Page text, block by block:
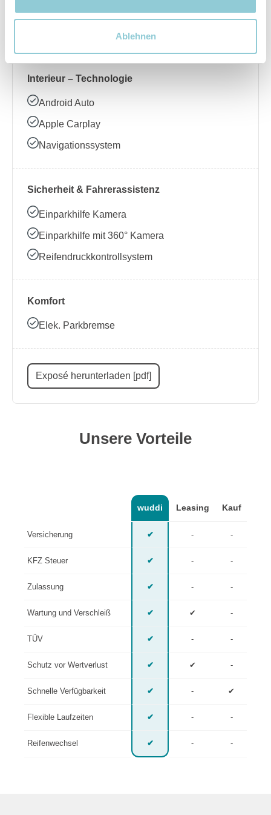
Ablehnen
Beheizbares Lenkrad
Interieur – Technologie
Android Auto
Apple Carplay
Navigationssystem
Sicherheit & Fahrerassistenz
Einparkhilfe Kamera
Einparkhilfe mit 360° Kamera
Reifendruckkontrollsystem
Komfort
Elek. Parkbremse
Exposé herunterladen [pdf]
Unsere Vorteile
wuddi Leasing Kauf
Versicherung ✔ - -
KFZ Steuer ✔ - -
Zulassung ✔ - -
Wartung und Verschleiß ✔ ✔ -
TÜV ✔ - -
Schutz vor Wertverlust ✔ ✔ -
Schnelle Verfügbarkeit ✔ - ✔
Flexible Laufzeiten ✔ - -
Reifenwechsel ✔ - -